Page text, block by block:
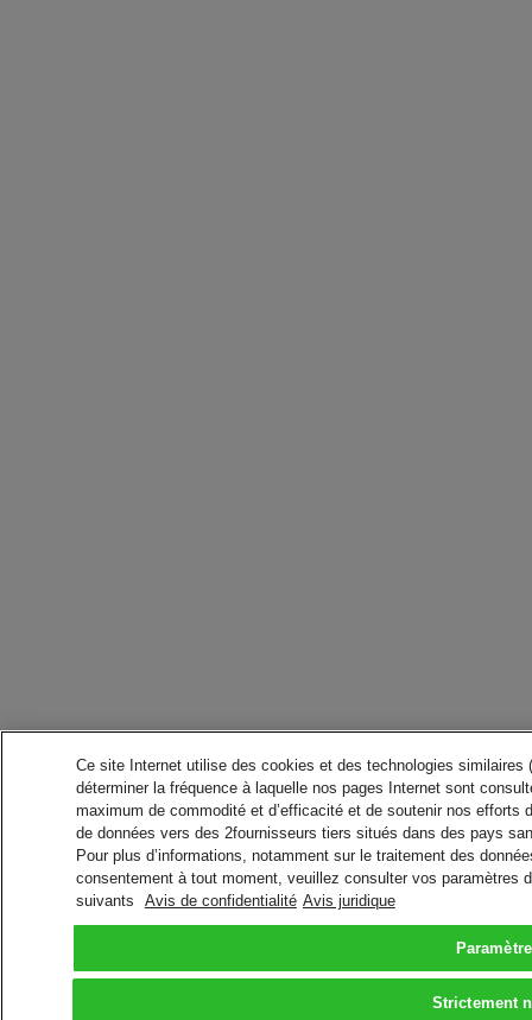
Ce site Internet utilise des cookies et des technologies
déterminer la fréquence à laquelle nos pages Internet sont
maximum de commodité et d’efficacité et de soutenir nos
de données vers des 2fournisseurs tiers situés dans des pays
Pour plus d’informations, notamment sur le traitement des
consentement à tout moment, veuillez consulter vos paramètres
suivants
Avis de confidentialité Avis juridique
Strictement